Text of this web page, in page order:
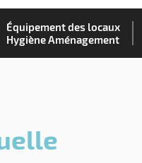
Équipement des locaux
Hygiène Aménagement